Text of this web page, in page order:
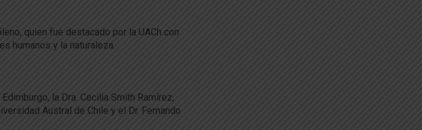
quien fue destacado por la UACh con
humanos y la naturaleza.
la Dra. Cecilia Smith Ramírez,
Austral de Chile y el Dr. Fernando